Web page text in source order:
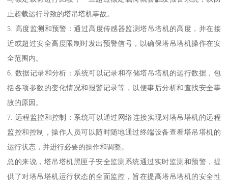
止超载运行导致的塔吊塔机事故。
5. 高度监测和预警：通过高度传感器监测塔吊塔机的高度，并在接
近或超过安全高度限制时发出预警信号，以确保塔吊塔机操作在安
全范围内。
6. 数据记录和分析：系统可以记录和存储塔吊塔机的运行数据，包
括各项参数的变化情况和报警记录等，以便事后分析和查找安全事
故的原因。
7. 远程监控和控制：系统可以通过网络连接实现对塔吊塔机的远程
监控和控制，操作人员可以随时随地通过终端设备查看塔吊塔机的
运行状态，并进行必要的操作和调整。
总的来说，塔吊塔机黑匣子安全监测系统通过实时监测和预警，提
供了对塔吊塔机运行状态的全面监控，旨在提高塔吊塔机的安全性